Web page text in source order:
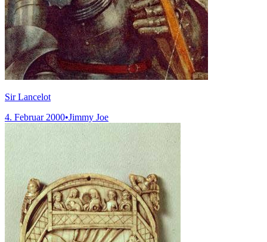
Sir Lancelot
4. Februar 2000•Jimmy Joe